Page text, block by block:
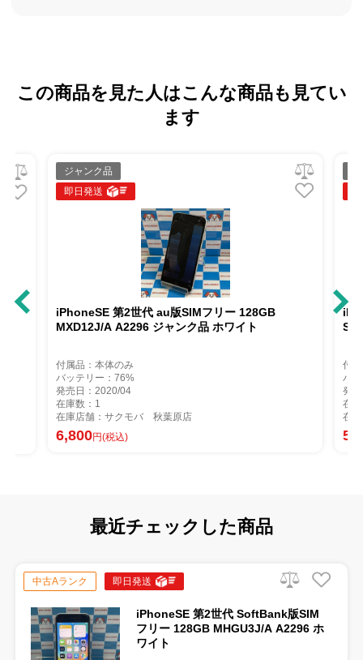
この商品を見た人はこんな商品も見てい
ます
ジャンク品
即日発送
iPhoneSE 第2世代 au版SIMフリー 128GB
MXD12J/A A2296 ジャンク品 ホワイト
付属品：本体のみ
バッテリー：76%
発売日：2020/04
在庫数：1
在庫店舗：サクモバ 秋葉原店
6,800円(税込)
付
バ
発
在
在
最近チェックした商品
中古Aランク 即日発送
iPhoneSE 第2世代 SoftBank版SIM
フリー 128GB MHGU3J/A A2296 ホ
ワイト